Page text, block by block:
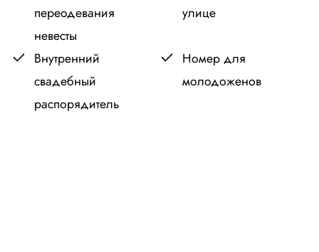
переодевания
невесты
улице
Внутренний
свадебный
распорядитель
Номер для
молодоженов